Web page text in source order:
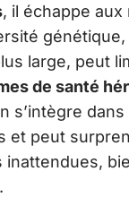
, il échappe
génétique,
large, peut
de santé
s’intègre
et peut
inattendues,